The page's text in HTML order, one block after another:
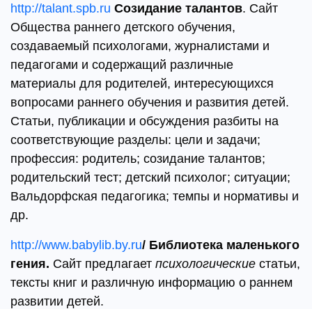
http://talant.spb.ru Созидание талантов. Сайт
Общества раннего детского обучения,
создаваемый психологами, журналистами и
педагогами и содержащий различные
материалы для родителей, интересующихся
вопросами раннего обучения и развития детей.
Статьи, публикации и обсуждения разбиты на
соответствующие разделы: цели и задачи;
профессия: родитель; созидание талантов;
родительский тест; детский психолог; ситуации;
Вальдорфская педагогика; темпы и нормативы и
др.
http://www.babylib.by.ru/ Библиотека маленького
гения. Сайт предлагает психологические статьи,
тексты книг и различную информацию о раннем
развитии детей.